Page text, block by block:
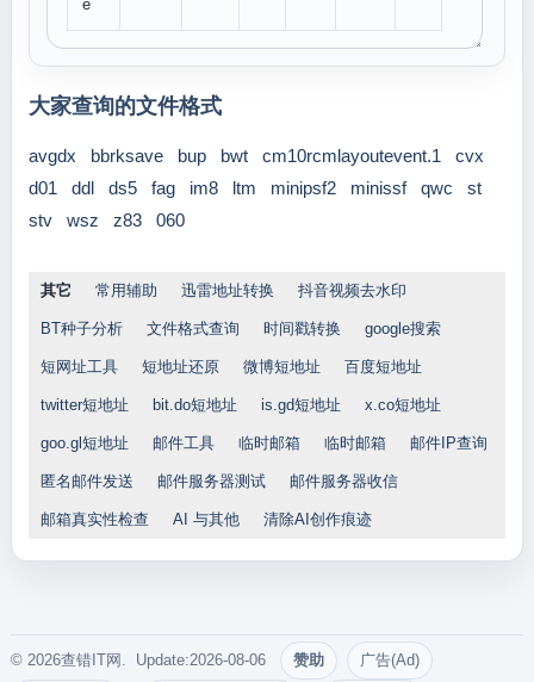
e
大家查询的文件格式
avgdx bbrksave bup bwt cm10rcmlayoutevent.1
cvx
d01
ddl ds5 fag im8 ltm minipsf2 minissf qwc
st
stv
wsz z83 060
其它 常用辅助 迅雷地址转换 抖音视频去水印
BT种子分析 文件格式查询 时间戳转换 google搜索
短网址工具 短地址还原 微博短地址 百度短地址
twitter短地址 bit.do短地址 is.gd短地址 x.co短地址
goo.gl短地址 邮件工具 临时邮箱 临时邮箱 邮件IP查询
匿名邮件发送 邮件服务器测试 邮件服务器收信
邮箱真实性检查 AI 与其他 清除AI创作痕迹
© 2026查错IT网. Update:2026-08-06 赞助 广告(Ad)